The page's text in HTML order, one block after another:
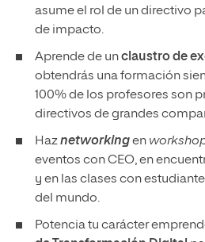
asume el rol de un directivo
de impacto.
Aprende de unclaustro de
obtendrás una formación
100% de los profesores son
directivos de grandes
Haznetworkingen
eventos con CEO, en
y en las clases con
del mundo.
Potencia tu carácter